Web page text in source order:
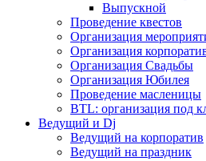
Выпускной
Проведение квестов
Организация
Организация
Организация Свадьбы
Организация Юбилея
Проведение масленицы
BTL: организация под
Ведущий и Dj
Ведущий на корпоратив
Ведущий на праздник